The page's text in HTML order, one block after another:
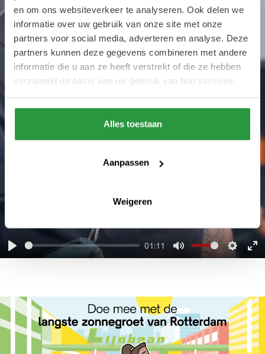
en om ons websiteverkeer te analyseren. Ook delen we
informatie over uw gebruik van onze site met onze
partners voor social media, adverteren en analyse. Deze
partners kunnen deze gegevens combineren met andere
informatie die u aan ze heeft verstrekt of die ze hebben
verzameld op basis van uw gebruik van hun services.
Alles toestaan
Aanpassen
Weigeren
Play
01:11
Mute
Play